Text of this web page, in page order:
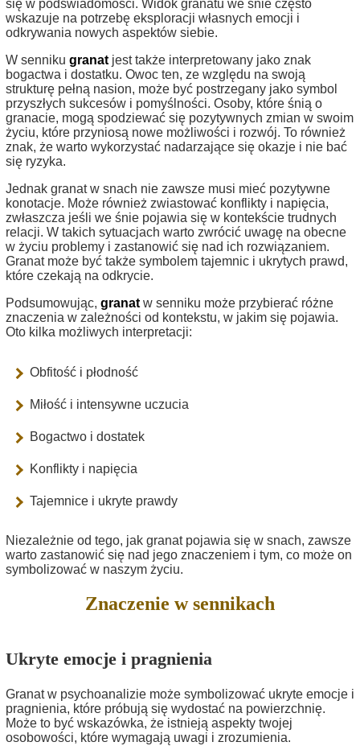
się w podświadomości. Widok granatu we śnie często
wskazuje na potrzebę eksploracji własnych emocji i
odkrywania nowych aspektów siebie.
W senniku granat jest także interpretowany jako znak
bogactwa i dostatku. Owoc ten, ze względu na swoją
strukturę pełną nasion, może być postrzegany jako symbol
przyszłych sukcesów i pomyślności. Osoby, które śnią o
granacie, mogą spodziewać się pozytywnych zmian w swoim
życiu, które przyniosą nowe możliwości i rozwój. To również
znak, że warto wykorzystać nadarzające się okazje i nie bać
się ryzyka.
Jednak granat w snach nie zawsze musi mieć pozytywne
konotacje. Może również zwiastować konflikty i napięcia,
zwłaszcza jeśli we śnie pojawia się w kontekście trudnych
relacji. W takich sytuacjach warto zwrócić uwagę na obecne
w życiu problemy i zastanowić się nad ich rozwiązaniem.
Granat może być także symbolem tajemnic i ukrytych prawd,
które czekają na odkrycie.
Podsumowując, granat w senniku może przybierać różne
znaczenia w zależności od kontekstu, w jakim się pojawia.
Oto kilka możliwych interpretacji:
Obfitość i płodność
Miłość i intensywne uczucia
Bogactwo i dostatek
Konflikty i napięcia
Tajemnice i ukryte prawdy
Niezależnie od tego, jak granat pojawia się w snach, zawsze
warto zastanowić się nad jego znaczeniem i tym, co może on
symbolizować w naszym życiu.
Znaczenie w sennikach
Ukryte emocje i pragnienia
Granat w psychoanalizie może symbolizować ukryte emocje i
pragnienia, które próbują się wydostać na powierzchnię.
Może to być wskazówka, że istnieją aspekty twojej
osobowości, które wymagają uwagi i zrozumienia.